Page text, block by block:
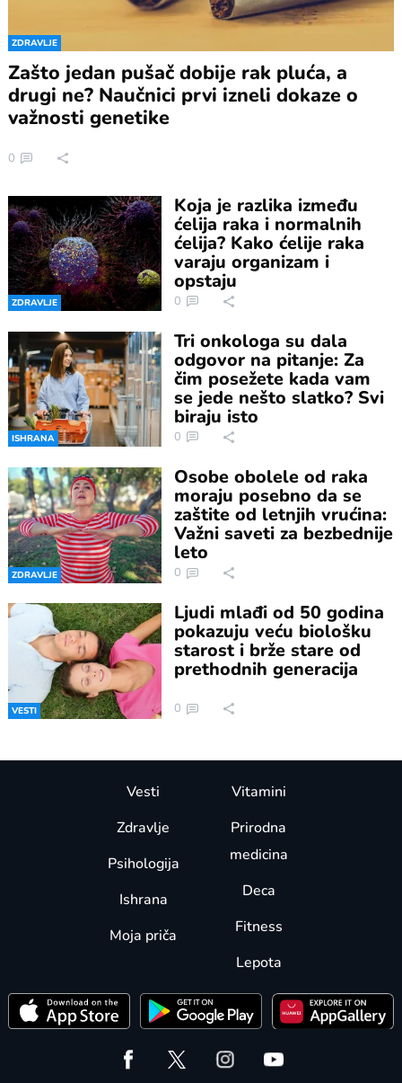
ZDRAVLJE
Zašto jedan pušač dobije rak pluća, a
drugi ne? Naučnici prvi izneli dokaze o
važnosti genetike
0
ZDRAVLJE
Koja je razlika između
ćelija raka i normalnih
ćelija? Kako ćelije raka
varaju organizam i
opstaju
0
ISHRANA
Tri onkologa su dala
odgovor na pitanje: Za
čim posežete kada vam
se jede nešto slatko? Svi
biraju isto
0
ZDRAVLJE
Osobe obolele od raka
moraju posebno da se
zaštite od letnjih vrućina:
Važni saveti za bezbednije
leto
0
VESTI
Ljudi mlađi od 50 godina
pokazuju veću biološku
starost i brže stare od
prethodnih generacija
0
Vesti
Zdravlje
Psihologija
Ishrana
Moja priča
Vitamini
Prirodna
medicina
Deca
Fitness
Lepota